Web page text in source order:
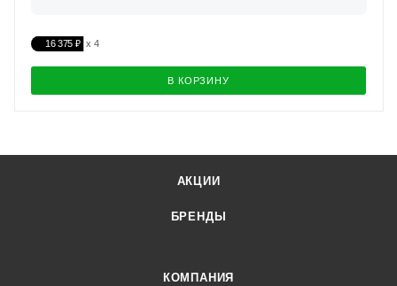
16 375 ₽
В КОРЗИНУ
АКЦИИ
БРЕНДЫ
КОМПАНИЯ